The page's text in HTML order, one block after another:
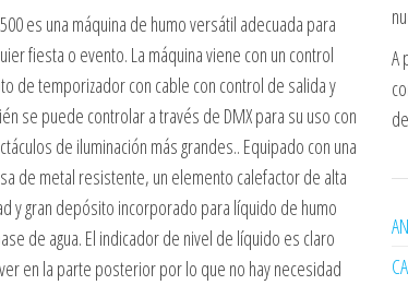
es una máquina de humo versátil adecuada para
fiesta o evento. La máquina viene con un control
de temporizador con cable con control de salida y
se puede controlar a través de DMX para su uso con
de iluminación más grandes.. Equipado con una
de metal resistente, un elemento calefactor de alta
y gran depósito incorporado para líquido de humo
de agua. El indicador de nivel de líquido es claro
en la parte posterior por lo que no hay necesidad
A